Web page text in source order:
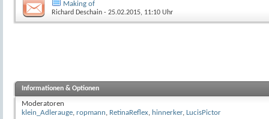
Making of
Richard Deschain - 25.02.2015, 11:10 Uhr
Informationen & Optionen
Moderatoren
klein_Adlerauge, ropmann, RetinaReflex, hinnerker, LucisPictor